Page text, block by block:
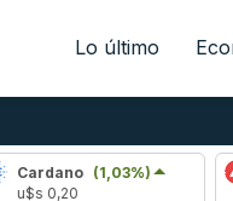
Lo último
(1,03%)